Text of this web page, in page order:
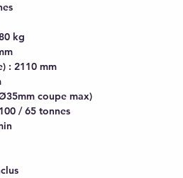
kg
: 2110 mm
coupe max)
/ 65 tonnes